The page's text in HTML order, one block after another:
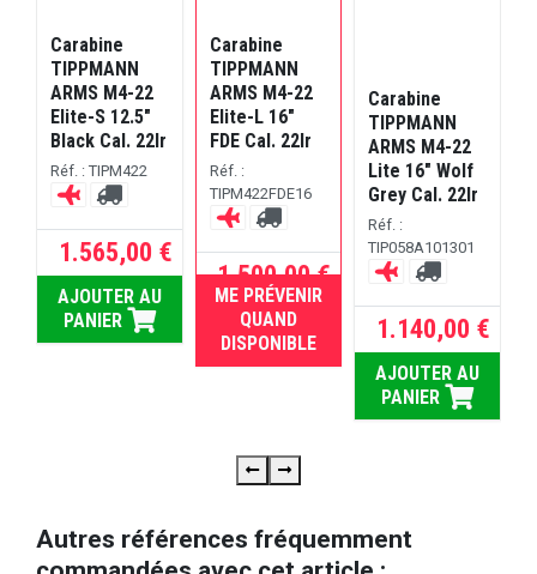
Carabine
TIPPMANN
ARMS M4-22
Elite-S 12.5"
Black Cal. 22lr
Réf. : TIPM422
1.565,00 €
AJOUTER AU
PANIER
Carabine
TIPPMANN
ARMS M4-22
Elite-L 16"
FDE Cal. 22lr
Réf. :
TIPM422FDE16
1.500,00 €
RUPTURE
ME PRÉVENIR
QUAND
DISPONIBLE
Carabine
TIPPMANN
ARMS M4-22
Lite 16" Wolf
Grey Cal. 22lr
Réf. :
TIP058A101301
1.140,00 €
AJOUTER AU
PANIER
Autres références fréquemment